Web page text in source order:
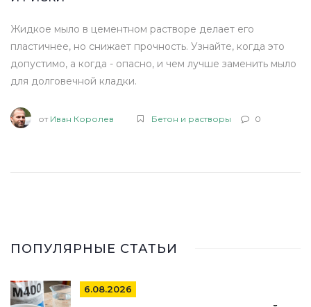
Жидкое мыло в цементном растворе делает его
пластичнее, но снижает прочность. Узнайте, когда это
допустимо, а когда - опасно, и чем лучше заменить мыло
для долговечной кладки.
от Иван Королев Бетон и растворы 0
ПОПУЛЯРНЫЕ СТАТЬИ
6.08.2026